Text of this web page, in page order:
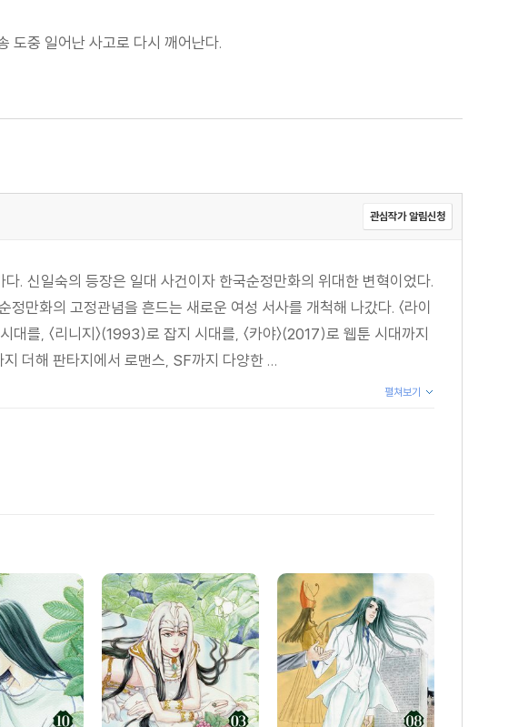
도중 일어난 사고로 다시 깨어난다.
관심작가 알림신청
. 신일숙의 등장은 일대 사건이자 한국순정만화의 위대한 변혁이었다.
만화의 고정관념을 흔드는 새로운 여성 서사를 개척해 나갔다. 〈라이
를, 〈리니지〉(1993)로 잡지 시대를, 〈카야〉(2017)로 웹툰 시대까지
더해 판타지에서 로맨스, SF까지 다양한 ...
펼쳐보기